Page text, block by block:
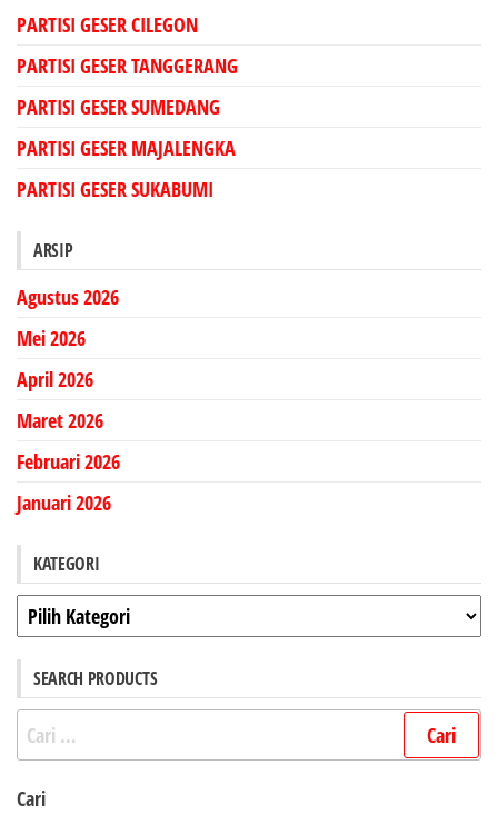
PARTISI GESER CILEGON
PARTISI GESER TANGGERANG
PARTISI GESER SUMEDANG
PARTISI GESER MAJALENGKA
PARTISI GESER SUKABUMI
ARSIP
Agustus 2026
Mei 2026
April 2026
Maret 2026
Februari 2026
Januari 2026
KATEGORI
Kategori
SEARCH PRODUCTS
Cari
untuk:
Cari